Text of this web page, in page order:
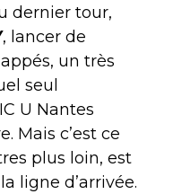
dernier tour,
, lancer de
un très
seul
U Nantes
Mais c’est ce
plus loin, est
ligne d’arrivée.